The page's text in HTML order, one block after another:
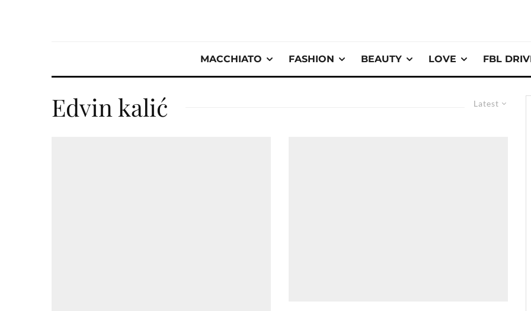
MACCHIATO FASHION BEAUTY LOVE FBL
Latest
Edvin kalić